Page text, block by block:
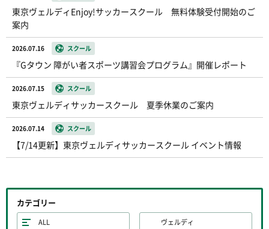
東京ヴェルディEnjoy!サッカースクール 無料体験受付開始のご
案内
2026.07.16 スクール
『Gタウン 障がい者スポーツ講習会プログラム』開催レポート
2026.07.15 スクール
東京ヴェルディサッカースクール 夏季休業のご案内
2026.07.14 スクール
【7/14更新】東京ヴェルディサッカースクール イベント情報
カテゴリー
ALL ヴェルディ